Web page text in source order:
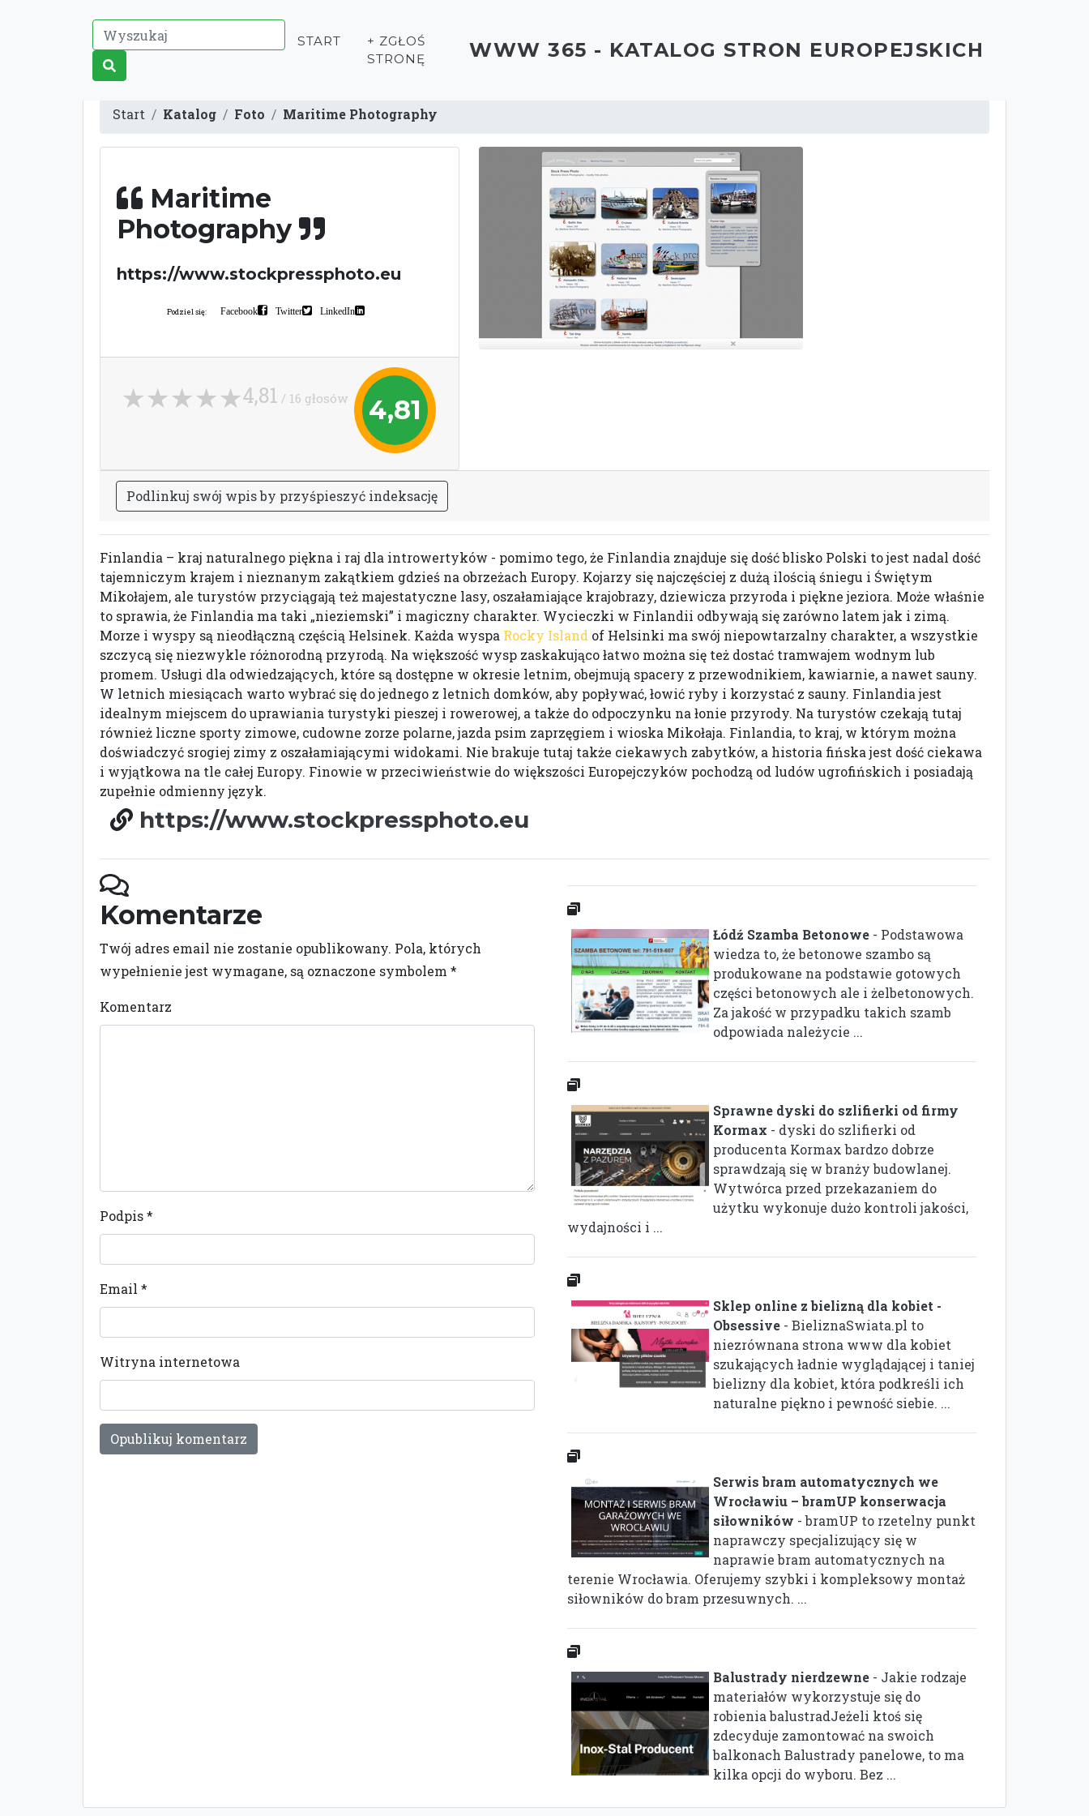
START
+ ZGŁOŚ
STRONĘ
WWW 365 - KATALOG STRON EUROPEJSKICH
Start Katalog Foto Maritime Photography
Maritime
Photography
https://www.stockpressphoto.eu
Podziel się: Facebook Twitter LinkedIn
4,81
4,81 / 16 głosów
Podlinkuj swój wpisby przyśpieszyć indeksację
Finlandia – kraj naturalnego piękna i raj dla introwertyków - pomimo tego, że Finlandia znajduje się dość blisko Polski to jest nadal dość
tajemniczym krajem i nieznanym zakątkiem gdzieś na obrzeżach Europy. Kojarzy się najczęściej z dużą ilością śniegu i Świętym
Mikołajem, ale turystów przyciągają też majestatyczne lasy, oszałamiające krajobrazy, dziewicza przyroda i piękne jeziora. Może właśnie
to sprawia, że Finlandia ma taki „nieziemski” i magiczny charakter. Wycieczki w Finlandii odbywają się zarówno latem jak i zimą.
Morze i wyspy są nieodłączną częścią Helsinek. Każda wyspa Rocky Island of Helsinki ma swój niepowtarzalny charakter, a wszystkie
szczycą się niezwykle różnorodną przyrodą. Na większość wysp zaskakująco łatwo można się też dostać tramwajem wodnym lub
promem. Usługi dla odwiedzających, które są dostępne w okresie letnim, obejmują spacery z przewodnikiem, kawiarnie, a nawet sauny.
W letnich miesiącach warto wybrać się do jednego z letnich domków, aby popływać, łowić ryby i korzystać z sauny. Finlandia jest
idealnym miejscem do uprawiania turystyki pieszej i rowerowej, a także do odpoczynku na łonie przyrody. Na turystów czekają tutaj
również liczne sporty zimowe, cudowne zorze polarne, jazda psim zaprzęgiem i wioska Mikołaja. Finlandia, to kraj, w którym można
doświadczyć srogiej zimy z oszałamiającymi widokami. Nie brakuje tutaj także ciekawych zabytków, a historia fińska jest dość ciekawa
i wyjątkowa na tle całej Europy. Finowie w przeciwieństwie do większości Europejczyków pochodzą od ludów ugrofińskich i posiadają
zupełnie odmienny język.
https://www.stockpressphoto.eu
Komentarze
Twój adres email nie zostanie opublikowany. Pola, których
wypełnienie jest wymagane, są oznaczone symbolem *
Komentarz
Podpis*
Email *
Witryna internetowa
Łódź Szamba Betonowe - Podstawowa
wiedza to, że betonowe szambo są
produkowane na podstawie gotowych
części betonowych ale i żelbetonowych.
Za jakość w przypadku takich szamb
odpowiada należycie ...
Sprawne dyski do szlifierki od firmy
Kormax - dyski do szlifierki od
producenta Kormax bardzo dobrze
sprawdzają się w branży budowlanej.
Wytwórca przed przekazaniem do
użytku wykonuje dużo kontroli jakości,
wydajności i ...
Sklep online z bielizną dla kobiet -
Obsessive - BieliznaSwiata.pl to
niezrównana strona www dla kobiet
szukających ładnie wyglądającej i taniej
bielizny dla kobiet, która podkreśli ich
naturalne piękno i pewność siebie. ...
Serwis bram automatycznych we
Wrocławiu – bramUP konserwacja
siłowników - bramUP to rzetelny punkt
naprawczy specjalizujący się w
naprawie bram automatycznych na
terenie Wrocławia. Oferujemy szybki i kompleksowy montaż
siłowników do bram przesuwnych. ...
Balustrady nierdzewne - Jakie rodzaje
materiałów wykorzystuje się do
robienia balustradJeżeli ktoś się
zdecyduje zamontować na swoich
balkonach Balustrady panelowe, to ma
kilka opcji do wyboru. Bez ...